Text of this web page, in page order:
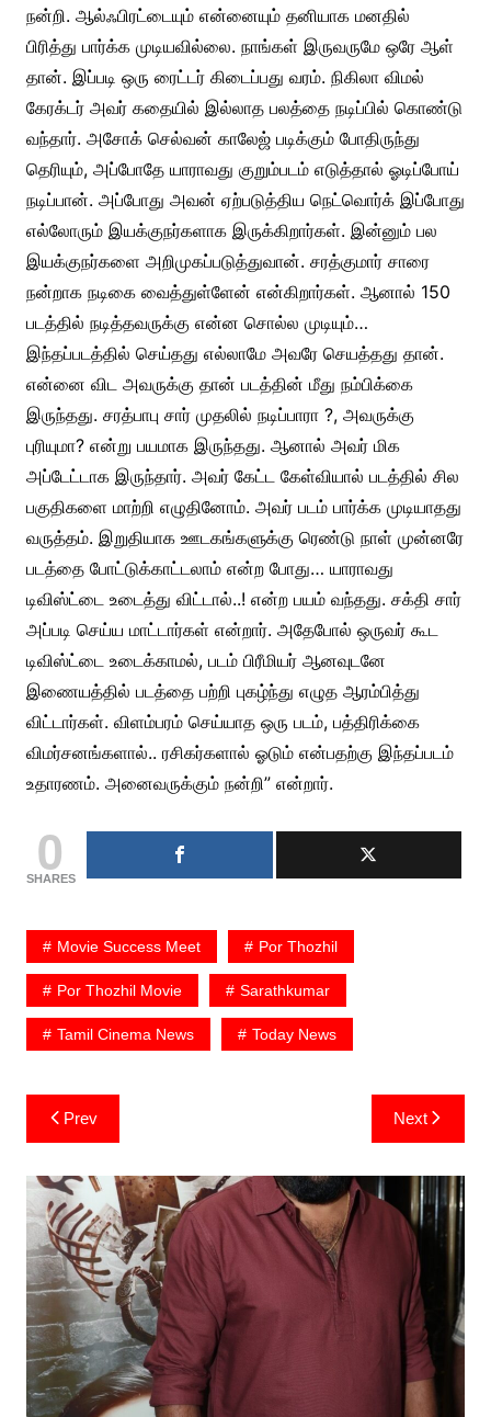
நன்றி. ஆல்ஃபிரட்டையும் என்னையும் தனியாக மனதில்
பிரித்து பார்க்க முடியவில்லை. நாங்கள் இருவருமே ஒரே ஆள்
தான். இப்படி ஒரு ரைட்டர் கிடைப்பது வரம். நிகிலா விமல்
கேரக்டர் அவர் கதையில் இல்லாத பலத்தை நடிப்பில் கொண்டு
வந்தார். அசோக் செல்வன் காலேஜ் படிக்கும் போதிருந்து
தெரியும், அப்போதே யாராவது குறும்படம் எடுத்தால் ஓடிப்போய்
நடிப்பான். அப்போது அவன் ஏற்படுத்திய நெட்வொர்க் இப்போது
எல்லோரும் இயக்குநர்களாக இருக்கிறார்கள். இன்னும் பல
இயக்குநர்களை அறிமுகப்படுத்துவான். சரத்குமார் சாரை
நன்றாக நடிகை வைத்துள்ளேன் என்கிறார்கள். ஆனால் 150
படத்தில் நடித்தவருக்கு என்ன சொல்ல முடியும்…
இந்தப்படத்தில் செய்தது எல்லாமே அவரே செயத்தது தான்.
என்னை விட அவருக்கு தான் படத்தின் மீது நம்பிக்கை
இருந்தது. சரத்பாபு சார் முதலில் நடிப்பாரா ?, அவருக்கு
புரியுமா? என்று பயமாக இருந்தது. ஆனால் அவர் மிக
அப்டேட்டாக இருந்தார். அவர் கேட்ட கேள்வியால் படத்தில் சில
பகுதிகளை மாற்றி எழுதினோம். அவர் படம் பார்க்க முடியாதது
வருத்தம். இறுதியாக ஊடகங்களுக்கு ரெண்டு நாள் முன்னரே
படத்தை போட்டுக்காட்டலாம் என்ற போது… யாராவது
டிவிஸ்ட்டை உடைத்து விட்டால்..! என்ற பயம் வந்தது. சக்தி சார்
அப்படி செய்ய மாட்டார்கள் என்றார். அதேபோல் ஒருவர் கூட
டிவிஸ்ட்டை உடைக்காமல், படம் பிரீமியர் ஆனவுடனே
இணையத்தில் படத்தை பற்றி புகழ்ந்து எழுத ஆரம்பித்து
விட்டார்கள். விளம்பரம் செய்யாத ஒரு படம், பத்திரிக்கை
விமர்சனங்களால்.. ரசிகர்களால் ஓடும் என்பதற்கு இந்தப்படம்
உதாரணம். அனைவருக்கும் நன்றி” என்றார்.
0
SHARES
Movie Success Meet Por Thozhil
Por Thozhil Movie Sarathkumar
Tamil Cinema News Today News
Post
navigation
Prev Next